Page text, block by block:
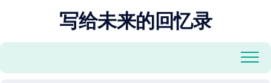
容
写给未来的回忆录